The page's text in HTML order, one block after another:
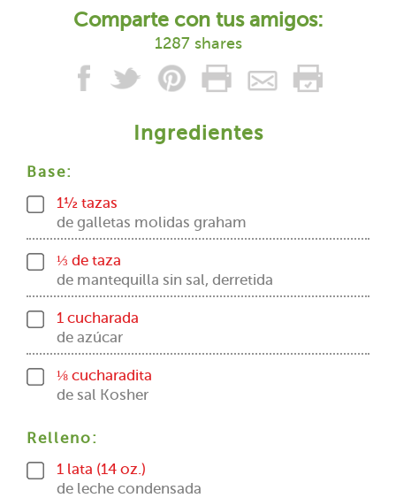
Comparte con tus amigos:
1287 shares
Ingredientes
Base:
1½ tazas
de galletas molidas graham
⅓ de taza
de mantequilla sin sal, derretida
1 cucharada
de azúcar
⅛ cucharadita
de sal Kosher
Relleno:
1 lata (14 oz.)
de leche condensada